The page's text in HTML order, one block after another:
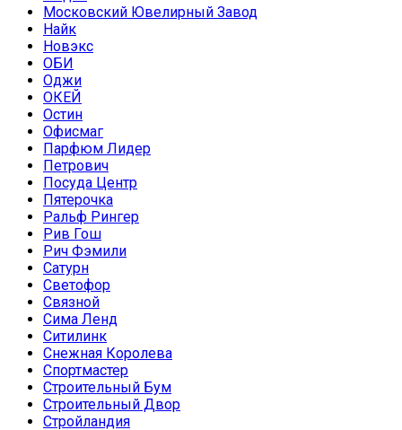
Московский Ювелирный Завод
Найк
Новэкс
ОБИ
Оджи
ОКЕЙ
Остин
Офисмаг
Парфюм Лидер
Петрович
Посуда Центр
Пятерочка
Ральф Рингер
Рив Гош
Рич Фэмили
Сатурн
Светофор
Связной
Сима Ленд
Ситилинк
Снежная Королева
Спортмастер
Строительный Бум
Строительный Двор
Стройландия